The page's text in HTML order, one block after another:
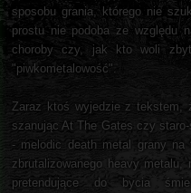
sposobu grania, którego nie
prostu nie podoba ze względu
choroby czy, jak kto woli zbyt
"piwkometalowość".
Zaraz ktoś wyjedzie z tekstem,
szanując At The Gates czy
- melodic death metal grany na
zbrutalizowanego heavy
pretendujące do bycia